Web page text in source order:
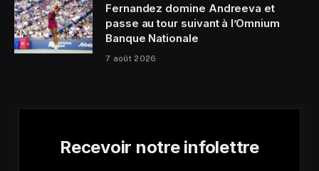
Fernandez domine Andreeva et
passe au tour suivant à l’Omnium
Banque Nationale
7 août 2026
Recevoir notre infolettre